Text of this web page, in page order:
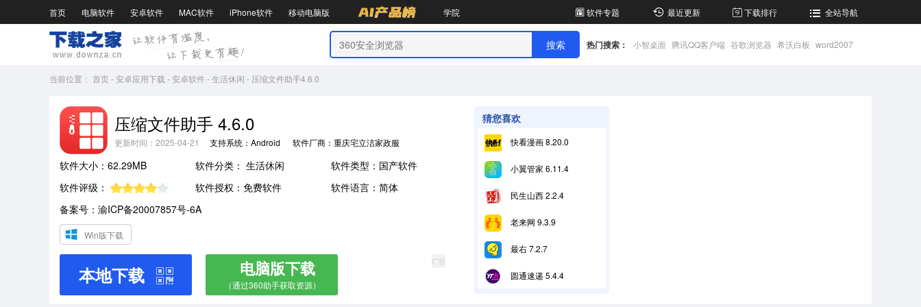
首页 电脑软件 安卓软件 MAC软件 iPhone软件 移动电脑版 学院 软件专题 最近更新 下载排行 全站导航
热门搜索： 小智桌面 腾讯QQ客户端 谷歌浏览器 希沃白板 word2007
当前位置： 首页-安卓应用下载 -安卓软件-生活休闲 - 压缩文件助手4.6.0
压缩文件助手 4.6.0
更新时间：2025-04-21 支持系统：Android 软件厂商：重庆宅立洁家政服务有限公司
软件大小：62.29MB 软件分类： 生活休闲
软件类型：国产软件
软件评级：
软件授权：免费软件
软件语言：简体
备案号：渝ICP备20007857号-6A
Win版下载
本地下载 电脑版下载
（通过360助手获取资源）
广告
猜您喜欢
快看漫画 8.20.0
小翼管家 6.11.4
民生山西 2.2.4
老来网 9.3.9
最右 7.2.7
圆通速递 5.4.4